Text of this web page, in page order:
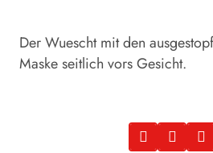
Der Wuescht mit den
Maske seitlich vors Gesicht.